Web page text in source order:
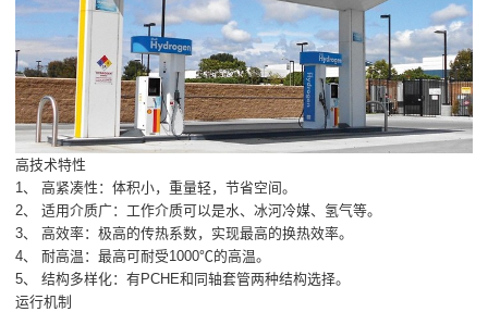
高技术特性
1、 高紧凑性：体积小，重量轻，节省空间。
2、 适用介质广：工作介质可以是水、冰河冷媒、氢气等。
3、 高效率：极高的传热系数，实现最高的换热效率。
4、 耐高温：最高可耐受1000℃的高温。
5、 结构多样化：有PCHE和同轴套管两种结构选择。
运行机制